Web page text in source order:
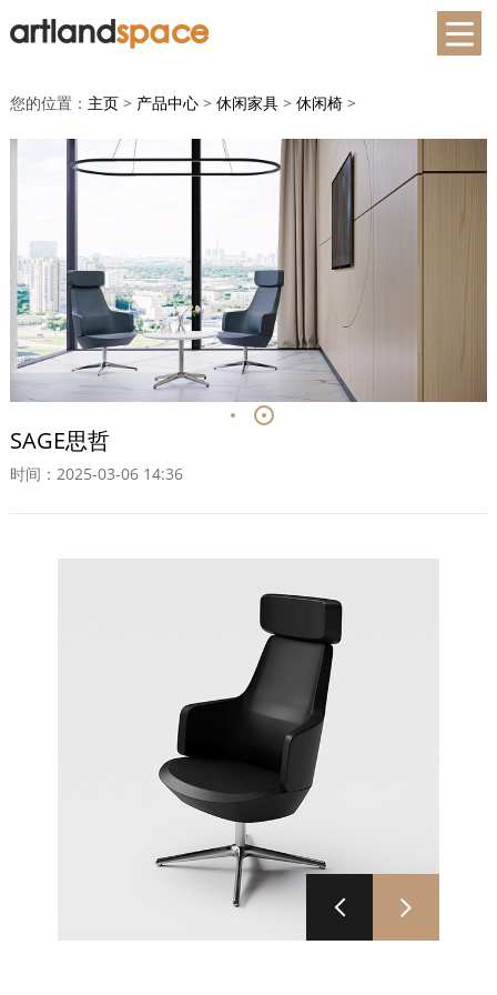
您的位置： 主页> 产品中心> 休闲家具> 休闲椅>
SAGE思哲
时间：2025-03-06 14:36